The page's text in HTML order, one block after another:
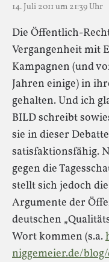
14. Juli 2011 um 21:39 Uhr
Die Öffentlich-
Vergangenheit mit
Kampagnen (und
Jahren einige) in
gehalten. Und ich
BILD schreibt
sie in dieser
satisfaktionsfähig.
gegen die
stellt sich jedoch
Argumente der
deutschen
Wort kommen (s.a.
niggemeier.de/